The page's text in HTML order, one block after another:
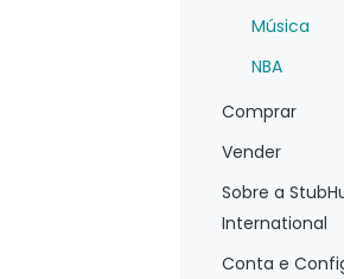
Música
NBA
Comprar
Vender
Sobre a
International
Conta e